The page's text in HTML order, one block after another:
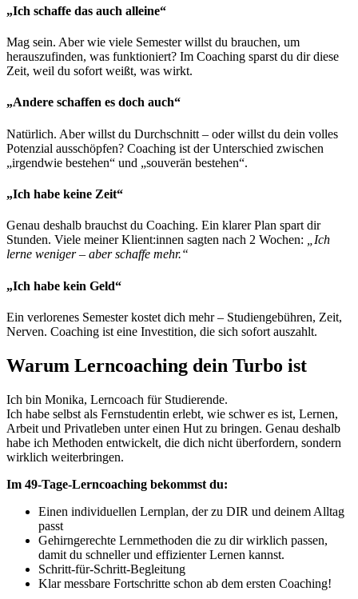
„Ich schaffe das auch alleine“
Mag sein. Aber wie viele Semester willst du brauchen, um
herauszufinden, was funktioniert? Im Coaching sparst du dir diese
Zeit, weil du sofort weißt, was wirkt.
„Andere schaffen es doch auch“
Natürlich. Aber willst du Durchschnitt – oder willst du dein volles
Potenzial ausschöpfen? Coaching ist der Unterschied zwischen
„irgendwie bestehen“ und „souverän bestehen“.
„Ich habe keine Zeit“
Genau deshalb brauchst du Coaching. Ein klarer Plan spart dir
Stunden. Viele meiner Klient:innen sagten nach 2 Wochen:
„Ich
lerne weniger – aber schaffe mehr.“
„Ich habe kein Geld“
Ein verlorenes Semester kostet dich mehr – Studiengebühren, Zeit,
Nerven. Coaching ist eine Investition, die sich sofort auszahlt.
Warum Lerncoaching dein Turbo ist
Ich bin Monika, Lerncoach für Studierende.
Ich habe selbst als Fernstudentin erlebt, wie schwer es ist, Lernen,
Arbeit und Privatleben unter einen Hut zu bringen. Genau deshalb
habe ich Methoden entwickelt, die dich nicht überfordern, sondern
wirklich weiterbringen.
Im 49-Tage-Lerncoaching bekommst du:
Einen individuellen Lernplan, der zu DIR und deinem Alltag
passt
Gehirngerechte Lernmethoden die zu dir wirklich passen,
damit du schneller und effizienter Lernen kannst.
Schritt-für-Schritt-Begleitung
Klar messbare Fortschritte schon ab dem ersten Coaching!